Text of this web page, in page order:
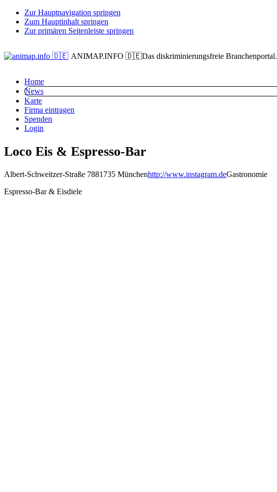
Zur Hauptnavigation springen
Zum Hauptinhalt springen
Zur primären Seitenleiste springen
ANIMAP.INFO 🇩🇪Das diskriminierungsfreie Branchenportal.
Home
News
Karte
Firma eintragen
Spenden
Login
Loco Eis & Espresso-Bar
Albert-Schweitzer-Straße 7881735 Münchenhttp://www.instagram.deGastronomie
Espresso-Bar & Eisdiele